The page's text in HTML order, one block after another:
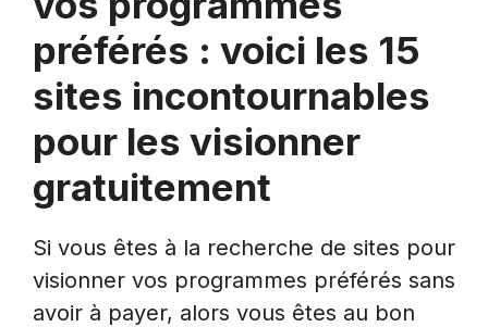
préférés : voici les 15
sites incontournables
pour les visionner
gratuitement
Si vous êtes à la recherche de sites pour
visionner vos programmes préférés sans
avoir à payer, alors vous êtes au bon